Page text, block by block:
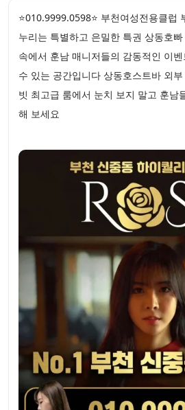
⭐010.9999.0598⭐ 부천여성전용클럽
누리는 특별하고 은밀한 특권 상동호
속에서 훈남 매니저들의 감동적인 이
수 있는 공간입니다 상동호스트바 외
빗 최고급 룸에서 눈치 보지 말고 훈남
해 보세요